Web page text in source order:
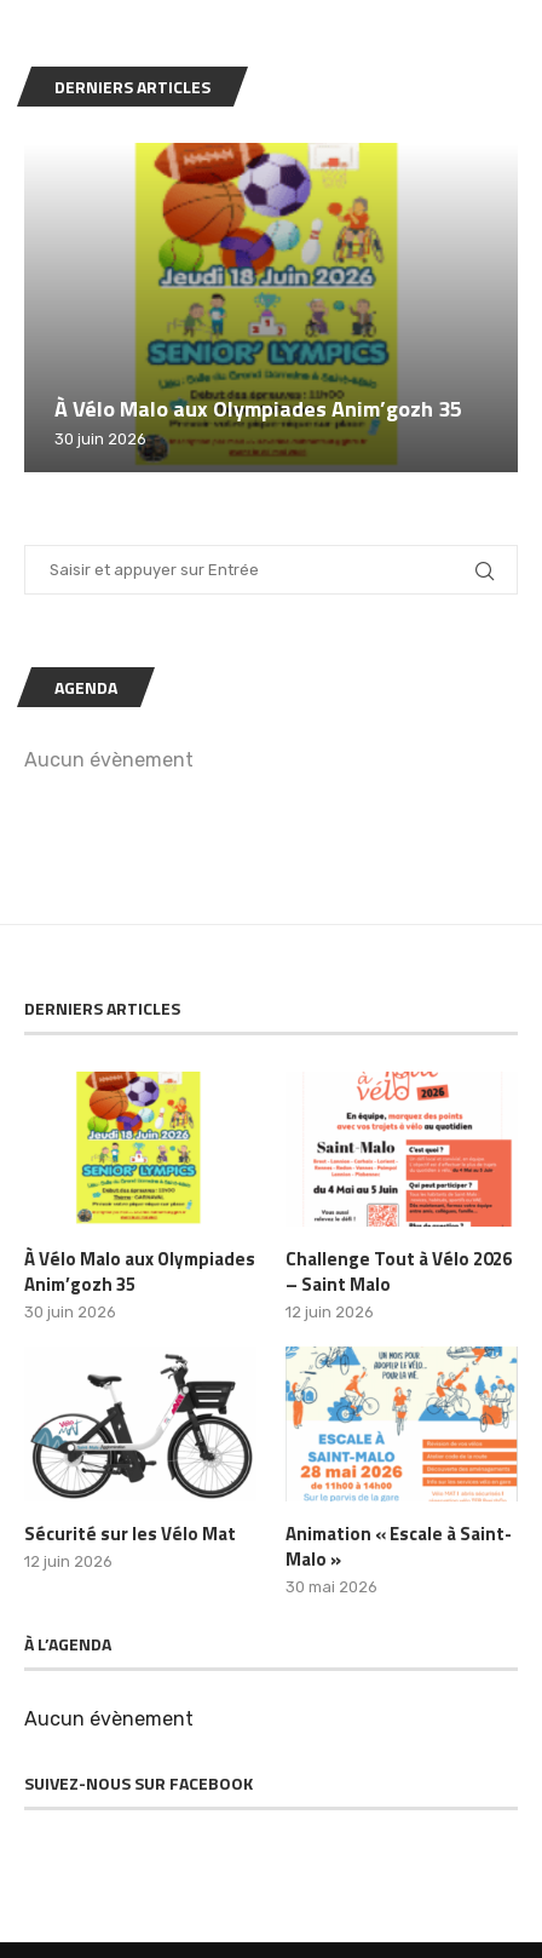
DERNIERS ARTICLES
À Vélo Malo aux Olympiades Anim’gozh 35
30 juin 2026
AGENDA
Aucun évènement
DERNIERS ARTICLES
À Vélo Malo aux Olympiades
Anim’gozh 35
30 juin 2026
Challenge Tout à Vélo 2026
– Saint Malo
12 juin 2026
Sécurité sur les Vélo Mat
12 juin 2026
Animation « Escale à Saint-
Malo »
30 mai 2026
À L’AGENDA
Aucun évènement
SUIVEZ-NOUS SUR FACEBOOK